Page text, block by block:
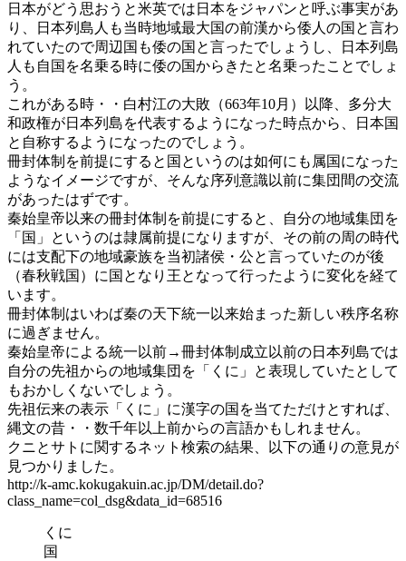
日本がどう思おうと米英では日本をジャパンと呼ぶ事実があ
り、日本列島人も当時地域最大国の前漢から倭人の国と言わ
れていたので周辺国も倭の国と言ったでしょうし、日本列島
人も自国を名乗る時に倭の国からきたと名乗ったことでしょ
う。
これがある時・・白村江の大敗（663​年10月）以降、多分大
和政権が日本列島を代表するようになった時点から、日本国
と自称するようになったのでしょう。
冊封体制を前提にすると国というのは如何にも属国になった
ようなイメージですが、そんな序列意識以前に集団間の交流
があったはずです。
秦始皇帝以来の冊封体制を前提にすると、自分の地域集団を
「国」というのは隷属前提になりますが、その前の周の時代
には支配下の地域豪族を当初諸侯・公と言っていたのが後
（春秋戦国）に国となり王となって行ったように変化を経て
います。
冊封体制はいわば秦の天下統一以来始まった新しい秩序名称
に過ぎません。
秦始皇帝による統一以前→冊封体制成立以前の日本列島では
自分の先祖からの地域集団を「くに」と表現していたとして
もおかしくないでしょう。
先祖伝来の表示「くに」に漢字の国を当てただけとすれば、
縄文の昔・・数千年以上前からの言語かもしれません。
クニとサトに関するネット検索の結果、以下の通りの意見が
見つかりました。
http://k-amc.kokugakuin.ac.jp/DM/detail.do?
class_name=col_dsg&data_id=68516
くに
国